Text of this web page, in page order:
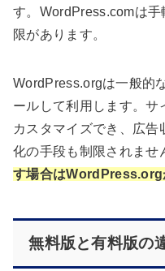
す。WordPress.comは手
限があります。
WordPress.orgは一般的
ールして利用します。サ
カスタマイズでき、広
化の手段も制限されませ
す場合はWordPress.org
無料版と有料版の